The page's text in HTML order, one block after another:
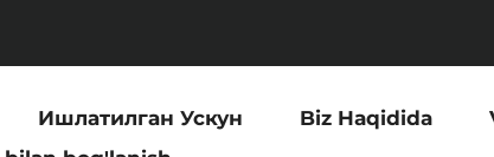
Ишлатилган Ускун Biz Haqidida